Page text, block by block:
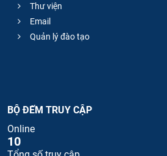
Thư viện
Email
Quản lý đào tạo
BỘ ĐẾM TRUY CẬP
Online
10